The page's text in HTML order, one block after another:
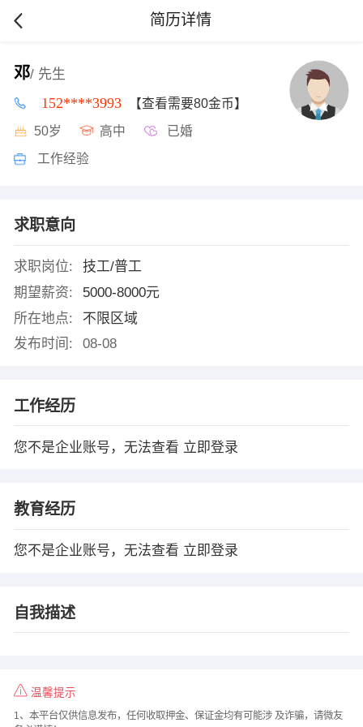
简历详情
邓/ 先生
152****3993 【查看需要80金币】
50岁 高中 已婚
工作经验
求职意向
求职岗位:
技工/普工
期望薪资:
5000-8000元
所在地点:
不限区域
发布时间:
08-08
工作经历
您不是企业账号，无法查看 立即登录
教育经历
您不是企业账号，无法查看 立即登录
自我描述
温馨提示
1、本平台仅供信息发布，任何收取押金、保证金均有可能涉 及诈骗，请微友